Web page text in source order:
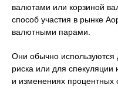
валютами или корзиной
способ участия в рынке
валютными парами.
Они обычно используются
риска или для спекуляции
и изменениях процентных